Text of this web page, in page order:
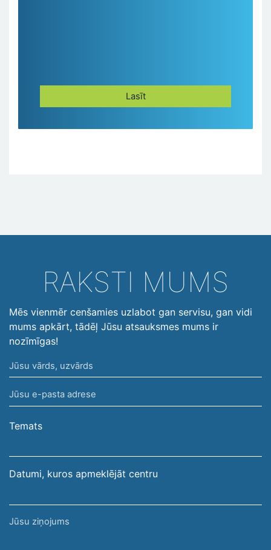
Lasīt
RAKSTI MUMS
Mēs vienmēr cenšamies uzlabot gan servisu, gan vidi
mums apkārt, tādēļ Jūsu atsauksmes mums ir
nozīmīgas!
Jūsu
vārds,
uzvārds
Jūsu
e-
pasta
Temats
Datumi, kuros apmeklējāt centru
Jūsu